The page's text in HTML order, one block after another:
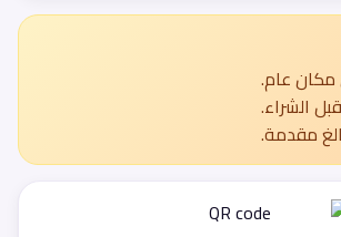
مكان عام.
الشراء.
مقدمة.